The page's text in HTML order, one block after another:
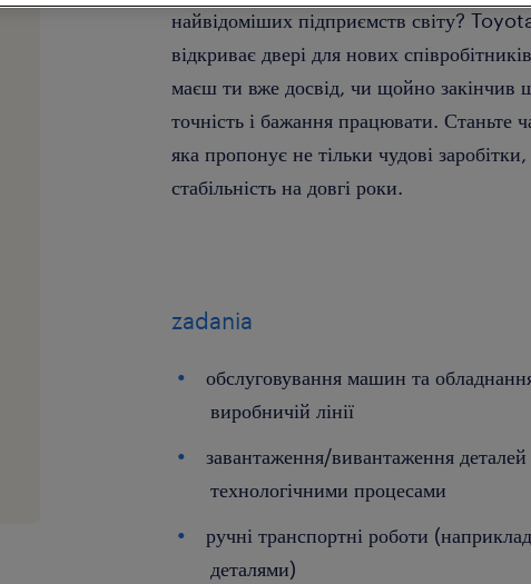
найвідоміших підприємств світу?
відкриває двері для нових
маєш ти вже досвід, чи щойно закінчив
точність і бажання працювати. Станьте
яка пропонує не тільки чудові
стабільність на довгі роки.
zadania
обслуговування машин та
виробничій лінії
завантаження/вивантаження
технологічними процесами
ручні транспортні роботи
деталями)